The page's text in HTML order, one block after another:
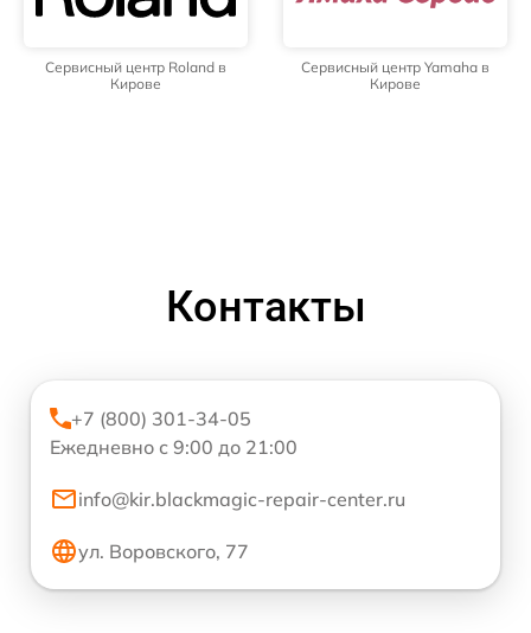
Сервисный центр Roland в
Кирове
Сервисный центр Yamaha в
Кирове
Контакты
+7 (800) 301-34-05
Ежедневно с 9:00 до 21:00
info@kir.blackmagic-repair-center.ru
ул. Воровского, 77